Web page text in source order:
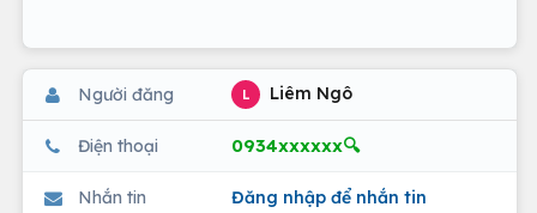
Người đăng L Liêm Ngô
Điện thoại 0934xxxxxx🔍
Nhắn tin Đăng nhập để nhắn tin